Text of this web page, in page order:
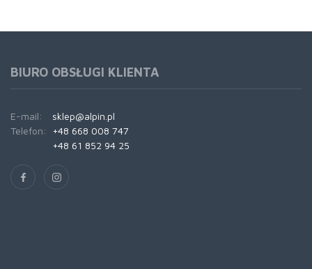
BIURO OBSŁUGI KLIENTA
E-mail:
sklep@alpin.pl
Telefon:
+48 668 008 747
+48 61 852 94 25